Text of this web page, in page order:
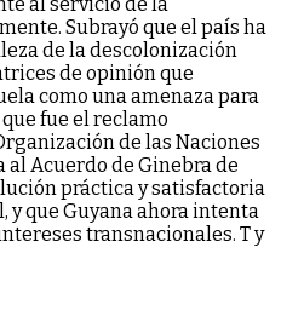
Subrayó que el país ha
de la descolonización
de opinión que
como una amenaza para
fue el reclamo
de las Naciones
al Acuerdo de Ginebra de
práctica y satisfactoria
que Guyana ahora intenta
transnacionales. T y